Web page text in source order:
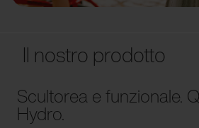
Il nostro prodotto
Scultorea e funzionale.
Hydro.